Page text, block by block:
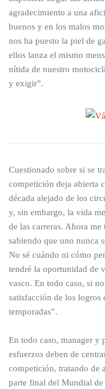
agradecimiento a una
buenos y en los malos
nos ha puesto la piel de
ellos lanza el mismo
nítida de nuestro
y exigir”.
Cuestionado sobre si se
competición deja abierta
década alejado de los
y, sin embargo, la vida
de las carreras. Ahora
sabiendo que uno nunca
No sé cuándo ni cómo
tendré la oportunidad de
vasco. En todo caso, si
satisfacción de los logros
temporadas”.
En todo caso, manager y
esfuerzos deben de
competición, tratando de
parte final del Mundial